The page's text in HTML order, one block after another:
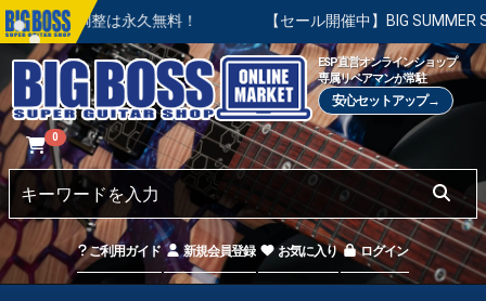
整は永久無料！ 【セール開催中】BIG SUMMER SALE | 対
ESP直営オンラインショップ
専属リペアマンが常駐
安心セットアップ→
0
ご利用ガイド 新規会員登録 お気に入り ログイン